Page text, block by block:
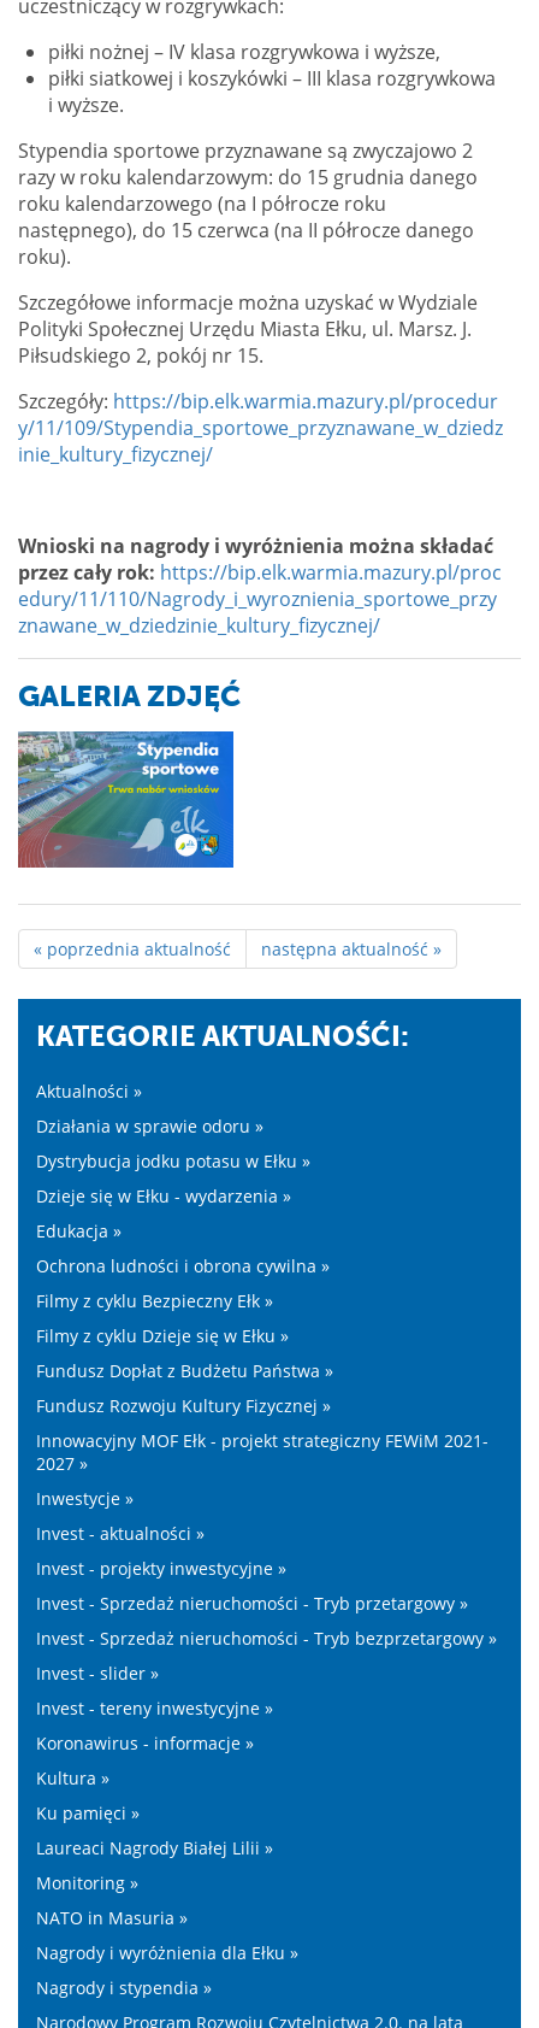
uczestniczący w rozgrywkach:
piłki nożnej – IV klasa rozgrywkowa i wyższe,
piłki siatkowej i koszykówki – III klasa rozgrywkowa
i wyższe.
Stypendia sportowe przyznawane są zwyczajowo 2
razy w roku kalendarzowym: do 15 grudnia danego
roku kalendarzowego (na I półrocze roku
następnego), do 15 czerwca (na II półrocze danego
roku).
Szczegółowe informacje można uzyskać w Wydziale
Polityki Społecznej Urzędu Miasta Ełku, ul. Marsz. J.
Piłsudskiego 2, pokój nr 15.
Szczegóły: https://bip.elk.warmia.mazury.pl/procedur
y/11/109/Stypendia_sportowe_przyznawane_w_dziedz
inie_kultury_fizycznej/
Wnioski na nagrody i wyróżnienia można składać
przez cały rok: https://bip.elk.warmia.mazury.pl/proc
edury/11/110/Nagrody_i_wyroznienia_sportowe_przy
znawane_w_dziedzinie_kultury_fizycznej/
GALERIA ZDJĘĆ
« poprzednia aktualność następna aktualność »
KATEGORIE AKTUALNOŚĆI:
Aktualności »
Działania w sprawie odoru »
Dystrybucja jodku potasu w Ełku »
Dzieje się w Ełku - wydarzenia »
Edukacja »
Ochrona ludności i obrona cywilna »
Filmy z cyklu Bezpieczny Ełk »
Filmy z cyklu Dzieje się w Ełku »
Fundusz Dopłat z Budżetu Państwa »
Fundusz Rozwoju Kultury Fizycznej »
Innowacyjny MOF Ełk - projekt strategiczny FEWiM 2021-
2027 »
Inwestycje »
Invest - aktualności »
Invest - projekty inwestycyjne »
Invest - Sprzedaż nieruchomości - Tryb przetargowy »
Invest - Sprzedaż nieruchomości - Tryb bezprzetargowy »
Invest - slider »
Invest - tereny inwestycyjne »
Koronawirus - informacje »
Kultura »
Ku pamięci »
Laureaci Nagrody Białej Lilii »
Monitoring »
NATO in Masuria »
Nagrody i wyróżnienia dla Ełku »
Nagrody i stypendia »
Narodowy Program Rozwoju Czytelnictwa 2.0. na lata